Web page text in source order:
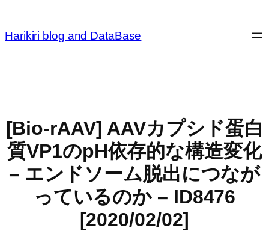
を
Harikiri blog and DataBase
[Bio-rAAV] AAVカプシド蛋白
質VP1のpH依存的な構造変化
– エンドソーム脱出につなが
っているのか – ID8476
[2020/02/02]